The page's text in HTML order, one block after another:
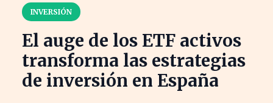
INVERSIÓN
El auge de los ETF activos
transforma las estrategias
de inversión en España